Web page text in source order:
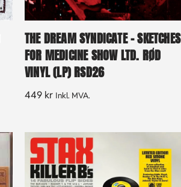
THE DREAM SYNDICATE – SKETCHES
FOR MEDICINE SHOW LTD. RØD
VINYL (LP) RSD26
449 kr Inkl. MVA.